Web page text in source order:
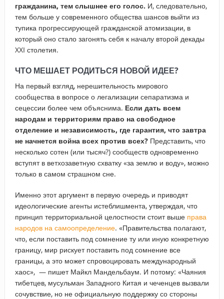
гражданина, тем слышнее его голос. И, следовательно,
тем больше у современного общества шансов выйти из
тупика прогрессирующей гражданской атомизации, в
который оно стало загонять себя к началу второй декады
XXI столетия.
ЧТО МЕШАЕТ РОДИТЬСЯ НОВОЙ ИДЕЕ?
На первый взгляд, нерешительность мирового
сообщества в вопросе о легализации сепаратизма и
сецессии более чем объяснима. Если дать всем
народам и территориям право на свободное
отделение и независимость, где гарантия, что завтра
не начнется война всех против всех?Представить, что
несколько сотен (или тысяч?) сообществ одновременно
вступят в ветхозаветную схватку «за землю и воду», можно
только в самом страшном сне.
Именно этот аргумент в первую очередь и приводят
идеологические агенты истеблишмента, утверждая, что
принцип территориальной целостности стоит выше права
народов на самоопределение. «Правительства полагают,
что, если поставить под сомнение ту или иную конкретную
границу, мир рискует поставить под сомнение все
границы, а это может спровоцировать международный
хаос», — пишет Майкл Мандельбаум. И потому: «Чаяния
тибетцев, мусульман Западного Китая и чеченцев вызвали
сочувствие, но не официальную поддержку со стороны